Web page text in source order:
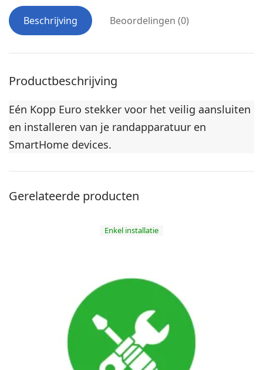
Beschrijving Beoordelingen (0)
Productbeschrijving
Eén Kopp Euro stekker voor het veilig aansluiten
en installeren van je randapparatuur en
SmartHome devices.
Gerelateerde producten
Enkel installatie